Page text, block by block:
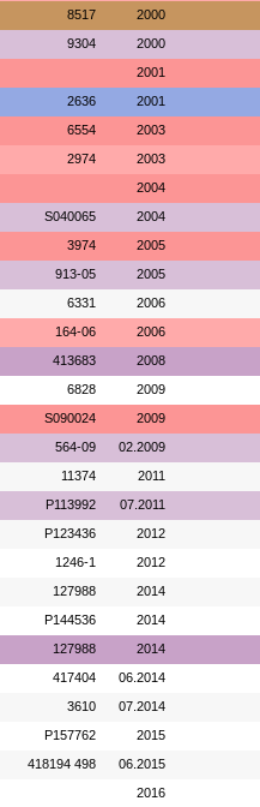
8517 2000
9304 2000
2001
2636 2001
6554 2003
2974 2003
2004
S040065 2004
3974 2005
913-05 2005
6331 2006
164-06 2006
413683 2008
6828 2009
S090024 2009
564-09 02.2009
11374 2011
P113992 07.2011
P123436 2012
1246-1 2012
127988 2014
P144536 2014
127988 2014
417404 06.2014
3610 07.2014
P157762 2015
418194 498 06.2015
2016